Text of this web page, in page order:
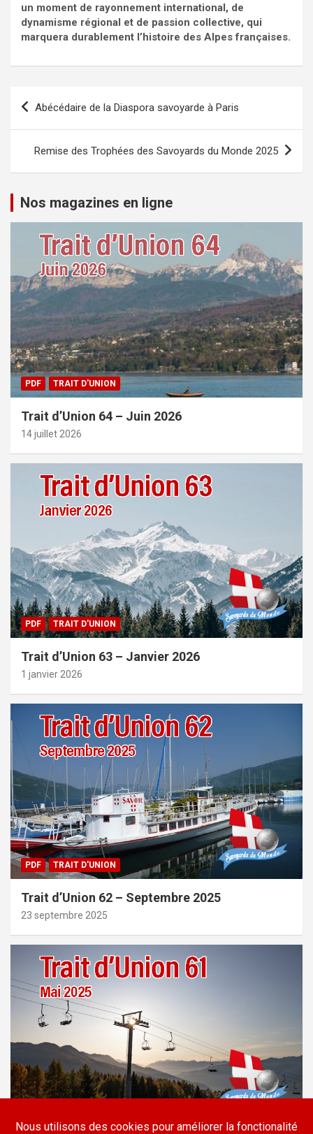
un moment de rayonnement international, de
dynamisme régional et de passion collective, qui
marquera durablement l’histoire des Alpes françaises.
Navigation
Abécédaire de la Diaspora savoyarde à Paris
Remise des Trophées des Savoyards du Monde 2025
Nos magazines en ligne
PDF TRAIT D'UNION
Trait d’Union 64 – Juin 2026
14 juillet 2026
PDF TRAIT D'UNION
Trait d’Union 63 – Janvier 2026
1 janvier 2026
PDF TRAIT D'UNION
Trait d’Union 62 – Septembre 2025
23 septembre 2025